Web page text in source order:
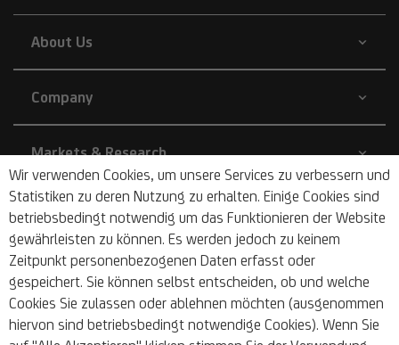
Wir verwenden Cookies, um unsere Services zu verbessern und
Statistiken zu deren Nutzung zu erhalten. Einige Cookies sind
betriebsbedingt notwendig um das Funktionieren der Website
gewährleisten zu können. Es werden jedoch zu keinem
Zeitpunkt personenbezogenen Daten erfasst oder
gespeichert. Sie können selbst entscheiden, ob und welche
Cookies Sie zulassen oder ablehnen möchten (ausgenommen
hiervon sind betriebsbedingt notwendige Cookies). Wenn Sie
About Us
Company
Markets & Research
Sustainability
Barrier-free